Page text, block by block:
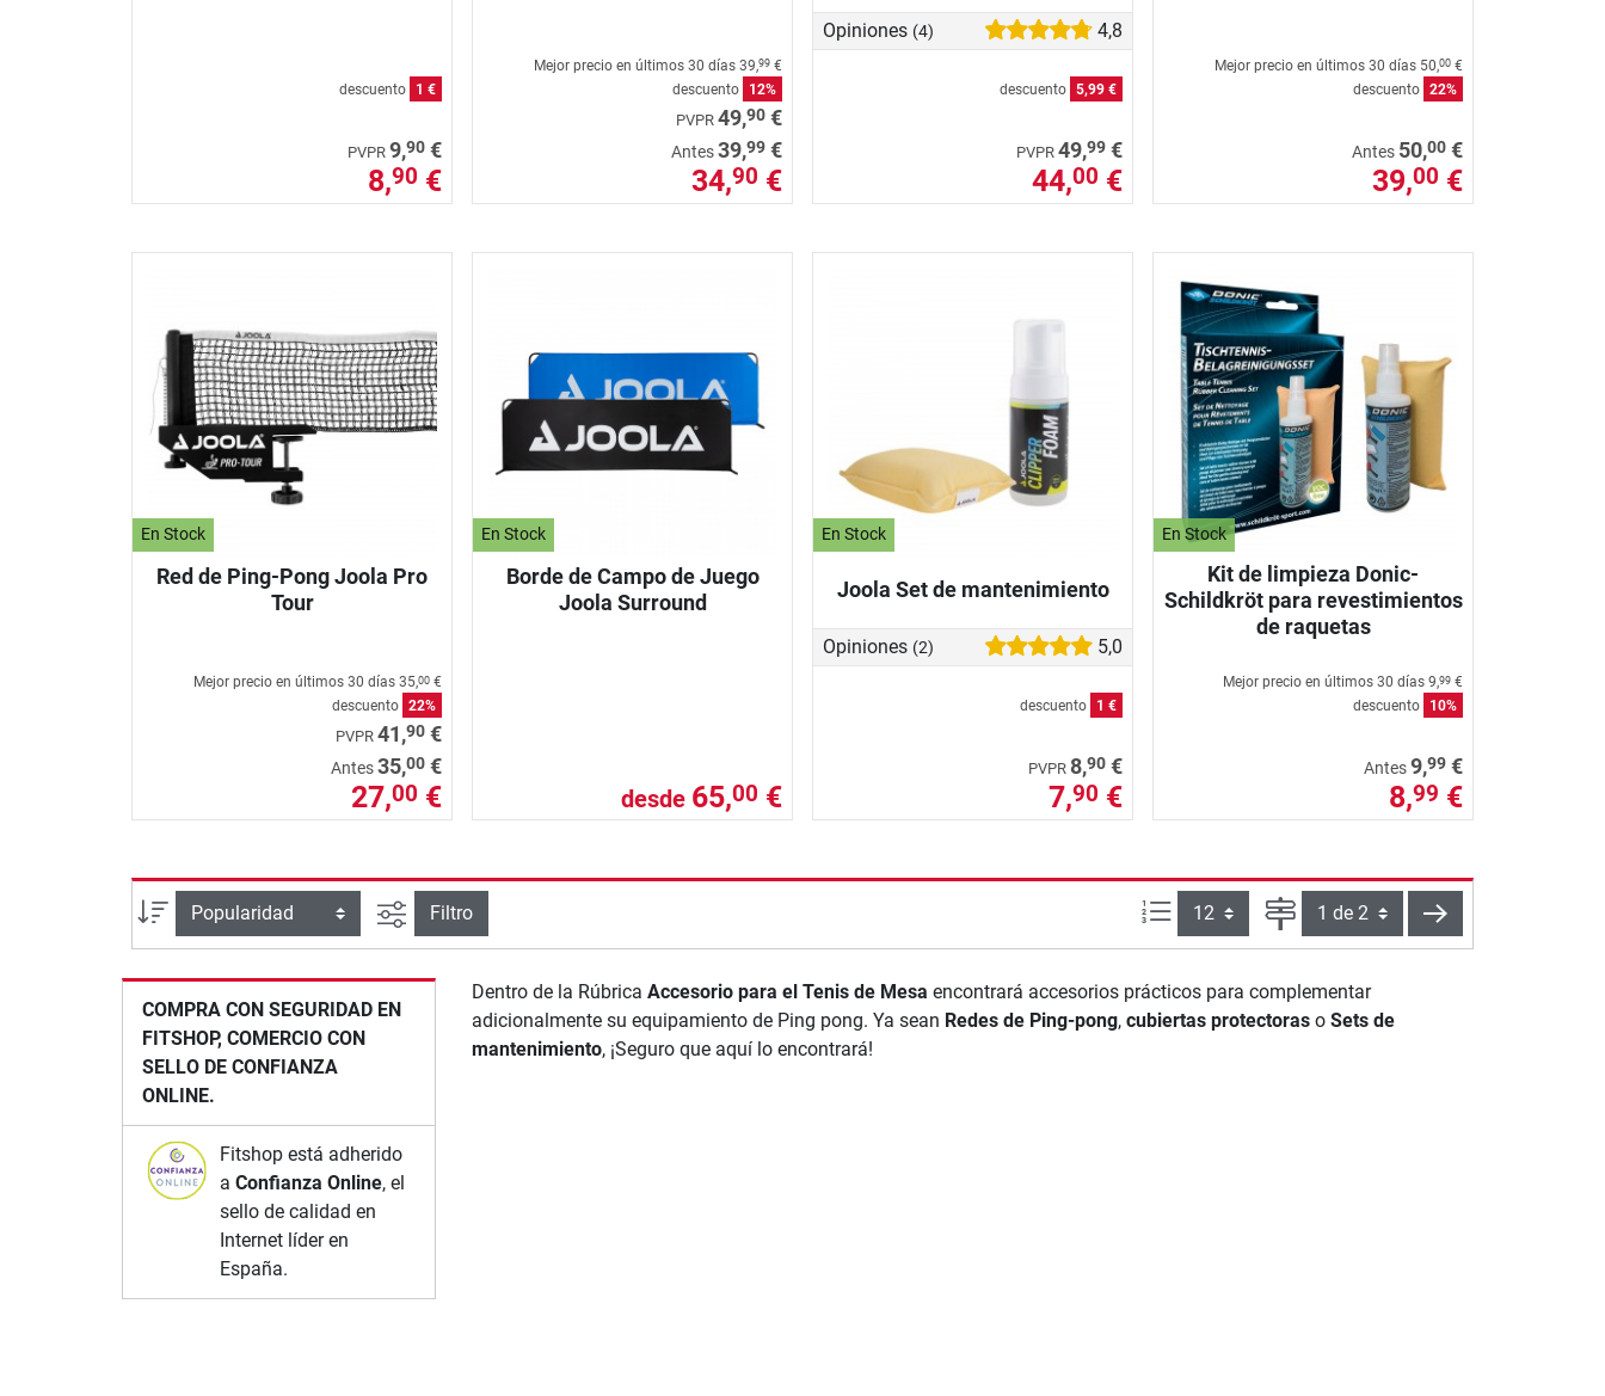
descuento 1 €
PVPR 9,90 €
8,90 €
Mejor precio en últimos 30 días 39,99 €
descuento
12%
PVPR 49,90 €
Antes39,99 €
34,90 €
Opiniones (4) 4,8
descuento 5,99 €
PVPR 49,99 €
44,00 €
Mejor precio en últimos 30 días 50,00 €
descuento 22%
Antes 50,00 €
39,00 €
En Stock
Red de Ping-Pong Joola Pro
Tour
Mejor precio en últimos 30 días 35,00 €
descuento 22%
PVPR 41,90 €
Antes35,00 €
27,00 €
En Stock
Borde de Campo de Juego
Joola Surround
desde 65,00 €
En Stock
Joola Set de mantenimiento
Opiniones (2) 5,0
descuento 1 €
PVPR 8,90 €
7,90 €
En Stock
Kit de limpieza Donic-
Schildkröt para revestimientos
de raquetas
Mejor precio en últimos 30 días 9,99 €
descuento
10%
Antes9,99 €
8,99 €
Ordenar por Busqueda avanzada
Filtro Artículos por página:
Página siguiente
COMPRA CON SEGURIDAD EN
FITSHOP, COMERCIO CON
SELLO DE CONFIANZA
ONLINE.
Fitshop está adherido
aConfianza Online, el
sello de calidad en
Internet líder en
España.
Dentro de la Rúbrica Accesorio para el Tenis de Mesa encontrará accesorios prácticos para complementar
adicionalmente su equipamiento de Ping pong. Ya sean Redes de Ping-pong, cubiertas protectoraso Sets de
mantenimiento, ¡Seguro que aquí lo encontrará!